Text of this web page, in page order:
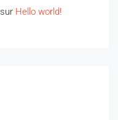
sur Hello world!